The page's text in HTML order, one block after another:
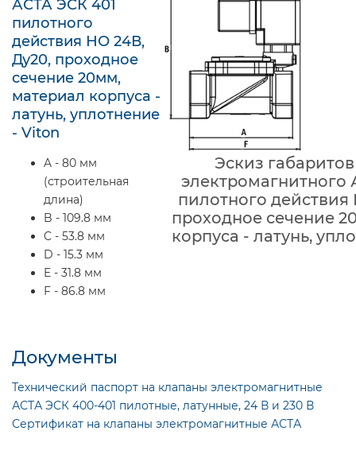
АСТА ЭСК 401
пилотного
действия НО 24В,
Ду20, проходное
сечение 20мм,
материал корпуса -
латунь, уплотнение
- Viton
A - 80 мм
(строительная
длина)
B - 109.8 мм
C - 53.8 мм
D - 15.3 мм
E - 31.8 мм
F - 86.8 мм
Эскиз
электромагнитного
пилотного
проходное сечение
корпуса - латунь,
Документы
Технический паспорт на клапаны электромагнитные
АСТА ЭСК 400-401 пилотные, латунные, 24 В и 230 В
Сертификат на клапаны электромагнитные АСТА